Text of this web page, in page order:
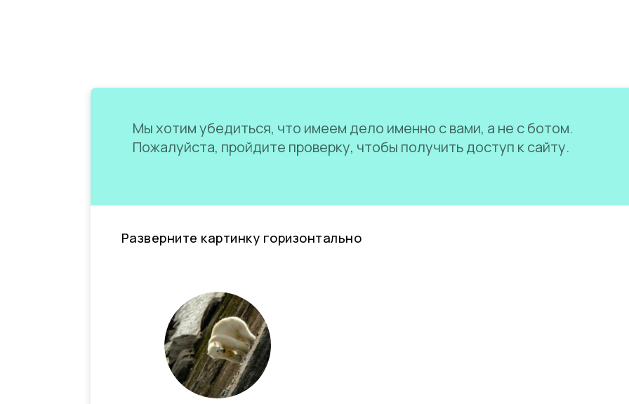
Мы хотим убедиться, что имеем дело именно с вами, а не с ботом.
Пожалуйста, пройдите проверку, чтобы получить доступ к сайту.
Разверните картинку горизонтально